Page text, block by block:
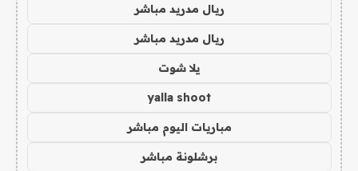
ريال مدريد مباشر
ريال مدريد مباشر
يلا شوت
yalla shoot
مباريات اليوم مباشر
برشلونة مباشر